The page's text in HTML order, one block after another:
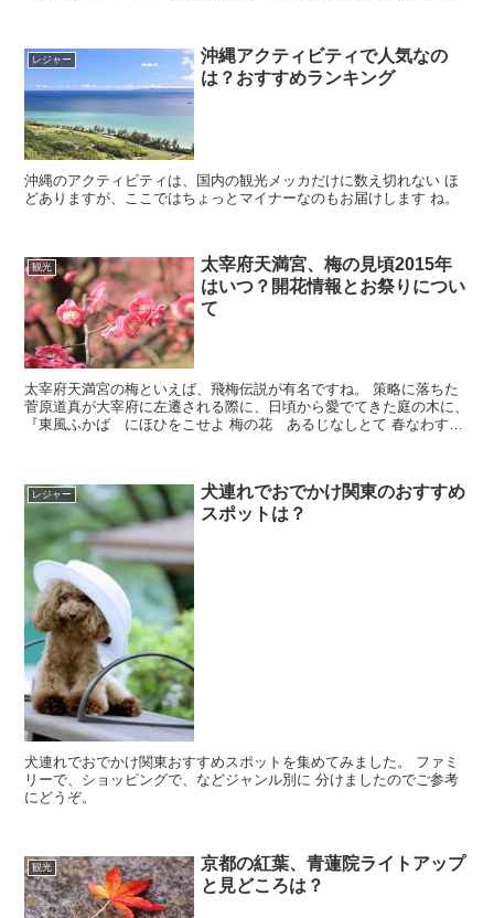
レジャー
沖縄アクティビティで人気なの
は？おすすめランキング
沖縄のアクティビティは、国内の観光メッカだけに数え切れない ほ
どありますが、ここではちょっとマイナーなのもお届けします ね。
観光
太宰府天満宮、梅の見頃2015年
はいつ？開花情報とお祭りについ
て
太宰府天満宮の梅といえば、飛梅伝説が有名ですね。 策略に落ちた
菅原道真が大宰府に左遷される際に、日頃から愛でてきた庭の木に、
『東風ふかば にほひをこせよ 梅の花 あるじなしとて 春なわすれ
レジャー
犬連れでおでかけ関東のおすすめ
スポットは？
犬連れでおでかけ関東おすすめスポットを集めてみました。 ファミ
リーで、ショッピングで、などジャンル別に 分けましたのでご参考
にどうぞ。
観光
京都の紅葉、青蓮院ライトアップ
と見どころは？